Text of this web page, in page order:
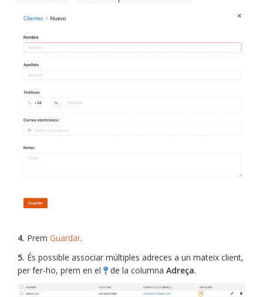
4. Prem Guardar.
5. És possible associar múltiples adreces a un mateix client,
per fer-ho, prem en el
de la columna Adreça.